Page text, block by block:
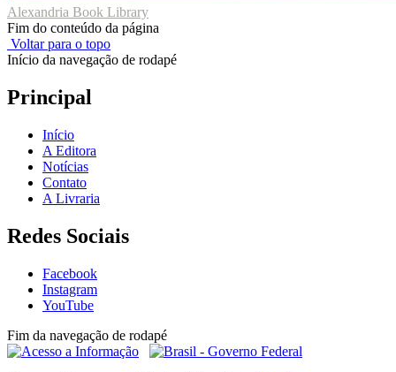
Alexandria Book Library
Fim do conteúdo da página
Voltar para o topo
Início da navegação de rodapé
Principal
Início
A Editora
Notícias
Contato
A Livraria
Redes Sociais
Facebook
Instagram
YouTube
Fim da navegação de rodapé